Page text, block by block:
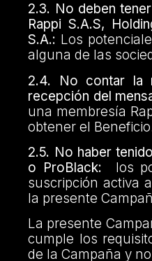
2.3. No deben
Rappi S.A.S,
S.A.: Los
alguna de las
2.4. No contar la
recepción del
una membresía
obtener el
2.5. No haber
o ProBlack:
los
suscripción activa
la presente
La presente
cumple los
de la Campaña y